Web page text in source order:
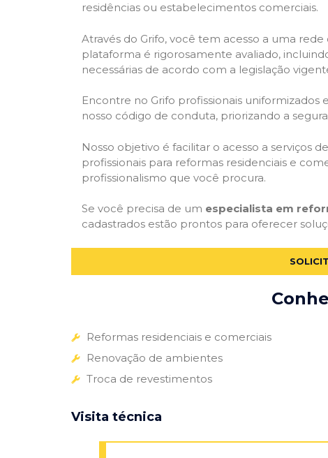
residências ou estabelecimentos comerciais.
Através do Grifo, você tem acesso a uma
plataforma é rigorosamente avaliado,
necessárias de acordo com a legislação
Encontre no Grifo profissionais
nosso código de conduta, priorizando a
Nosso objetivo é facilitar o acesso a serviços
profissionais para reformas residenciais e
profissionalismo que você procura.
Se você precisa de um especialista em
cadastrados estão prontos para oferecer
Reformas residenciais e comerciais
Renovação de ambientes
Troca de revestimentos
Visita técnica